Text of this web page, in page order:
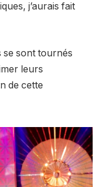
j’aurais fait
se sont tournés
leurs
de cette